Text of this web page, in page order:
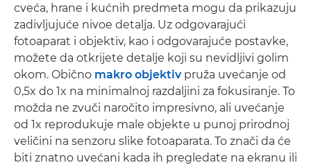
cveća, hrane i kućnih predmeta mogu da prikazuju
zadivljujuće nivoe detalja. Uz odgovarajući
fotoaparat i objektiv, kao i odgovarajuće postavke,
možete da otkrijete detalje koji su nevidljivi golim
okom. Obično makro objektivpruža uvećanje od
0,5x do 1x na minimalnoj razdaljini za fokusiranje. To
možda ne zvuči naročito impresivno, ali uvećanje
od 1x reprodukuje male objekte u punoj prirodnoj
veličini na senzoru slike fotoaparata. To znači da će
biti znatno uvećani kada ih pregledate na ekranu ili